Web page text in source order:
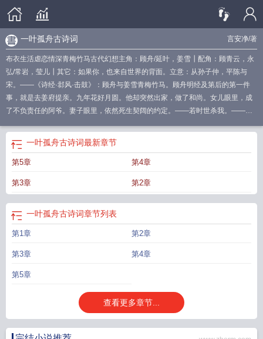
言安净/著
一叶孤舟古诗词
布衣生活虐恋情深青梅竹马古代幻想主角：顾舟/延叶，姜雪┃配角：顾青云，永
弘/常岩，莹儿┃其它：如果你，也来自世界的背面。立意：从孙子仲，平陈与
宋。——《诗经·邶风·击鼓》：顾舟与姜雪青梅竹马。顾舟明经及第后的第一件
事，就是去姜府提亲。九年花好月圆。他却突然出家，做了和尚。女儿眼里，成
了不负责任的阿爷。妻子眼里，依然死生契阔的约定。——若时世杀我。——若
最新章节更新时间
一叶孤舟上 一叶孤舟的寓意
句 一叶孤舟寒江雪全文免费阅读
诗一叶孤舟什么意思 一叶孤舟l
舟的古诗
一叶孤舟古诗词最新章节
第5章 第4章
第3章 第2章
一叶孤舟古诗词章节列表
第1章 第2章
第3章 第4章
第5章
查看更多章节...